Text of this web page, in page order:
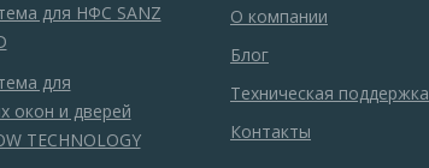
для НФС SANZ
для
окон и дверей
TECHNOLOGY
О компании
Блог
Техническая поддержка
Контакты